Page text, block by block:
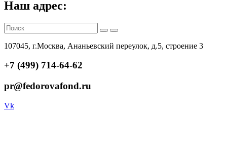
Наш адрес:
107045, г.Москва, Ананьевский переулок, д.5, строение 3
+7 (499) 714-64-62
pr@fedorovafond.ru
Vk